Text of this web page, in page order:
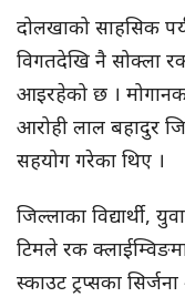
दोलखाको साहसिक
विगतदेखि नै सोक्ला
आइरहेको छ ।
आरोही लाल बहादुर
सहयोग गरेका थिए ।
जिल्लाका विद्यार्थी,
टिमले रक
स्काउट ट्रप्सका